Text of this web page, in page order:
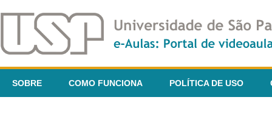
SOBRE COMO FUNCIONA POLÍTICA DE USO